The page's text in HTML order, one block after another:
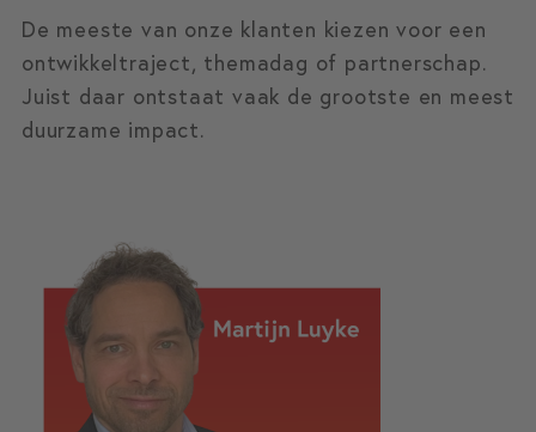
De meeste van onze klanten kiezen voor een
ontwikkeltraject, themadag of partnerschap.
Juist daar ontstaat vaak de grootste en meest
duurzame impact.